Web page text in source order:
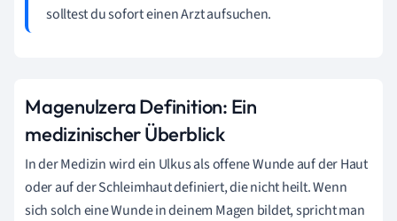
solltest du sofort einen Arzt aufsuchen.
Magenulzera Definition: Ein
medizinischer Überblick
In der Medizin wird ein Ulkus als offene Wunde auf der Haut
oder auf der Schleimhaut definiert, die nicht heilt. Wenn
sich solch eine Wunde in deinem Magen bildet, spricht man